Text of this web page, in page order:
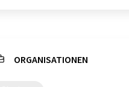
ORGANISATIONEN